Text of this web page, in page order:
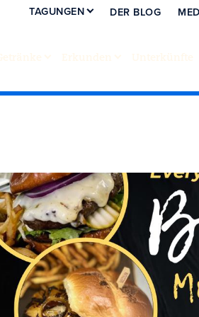
TAGUNGEN DER BLOG